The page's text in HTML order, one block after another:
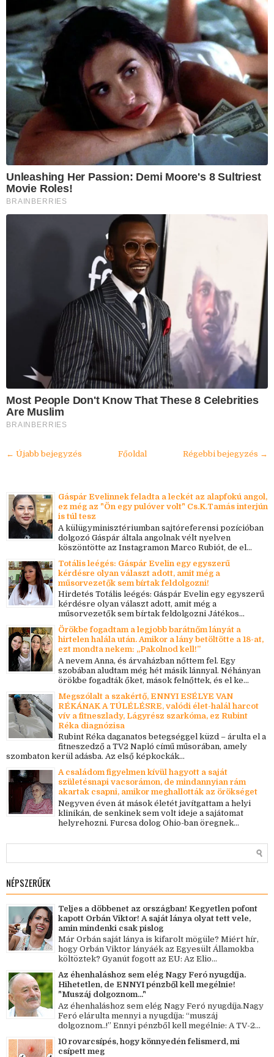
Unleashing Her Passion: Demi Moore's 8 Sultriest
Movie Roles!
BRAINBERRIES
Most People Don't Know That These 8 Celebrities
Are Muslim
BRAINBERRIES
← Újabb bejegyzés Régebbi bejegyzés →
Főoldal
Gáspár Evelinnek feladta a leckét az alapfokú angol,
ez még az "Ön egy pulóver volt" Cs.K.Tamás interjún
is túl tesz
A külügyminisztériumban sajtóreferensi pozícióban
dolgozó Gáspár általa angolnak vélt nyelven
köszöntötte az Instagramon Marco Rubiót, de el...
Totális leégés: Gáspár Evelin egy egyszerű
kérdésre olyan választ adott, amit még a
műsorvezetők sem bírtak feldolgozni!
Hirdetés Totális leégés: Gáspár Evelin egy egyszerű
kérdésre olyan választ adott, amit még a
műsorvezetők sem bírtak feldolgozni Játékos...
Örökbe fogadtam a legjobb barátnőm lányát a
hirtelen halála után. Amikor a lány betöltötte a 18-at,
ezt mondta nekem: „Pakolnod kell!”
A nevem Anna, és árvaházban nőttem fel. Egy
szobában aludtam még hét másik lánnyal. Néhányan
örökbe fogadták őket, mások felnőttek, és el ke...
Megszólalt a szakértő, ENNYI ESÉLYE VAN
RÉKÁNAK A TÚLÉLÉSRE, valódi élet-halál harcot
vív a fitneszlady, Lágyrész szarkóma, ez Rubint
Réka diagnózisa
Rubint Réka daganatos betegséggel küzd – árulta el a
fitneszedző a TV2 Napló című műsorában, amely
szombaton kerül adásba. Az első képkockák...
A családom figyelmen kívül hagyott a saját
születésnapi vacsorámon, de mindannyian rám
akartak csapni, amikor meghallották az örökséget
Negyven éven át mások életét javítgattam a helyi
klinikán, de senkinek sem volt ideje a sajátomat
helyrehozni. Furcsa dolog Ohio-ban öregnek...
NÉPSZERŰEK
Teljes a döbbenet az országban! Kegyetlen pofont
kapott Orbán Viktor! A saját lánya olyat tett vele,
amin mindenki csak pislog
Már Orbán saját lánya is kifarolt mögüle? Miért hír,
hogy Orbán Viktor lányáék az Egyesült Államokba
költöztek? Gyanút fogott az EU: Az Elio...
Az éhenhaláshoz sem elég Nagy Feró nyugdíja.
Hihetetlen, de ENNYI pénzből kell megélnie!
"Muszáj dolgoznom..."
Az éhenhaláshoz sem elég Nagy Feró nyugdíja.Nagy
Feró elárulta mennyi a nyugdíja: “muszáj
dolgoznom..!” Ennyi pénzből kell megélnie: A TV-2...
10 rovarcsípés, hogy könnyedén felismerd, mi
csípett meg